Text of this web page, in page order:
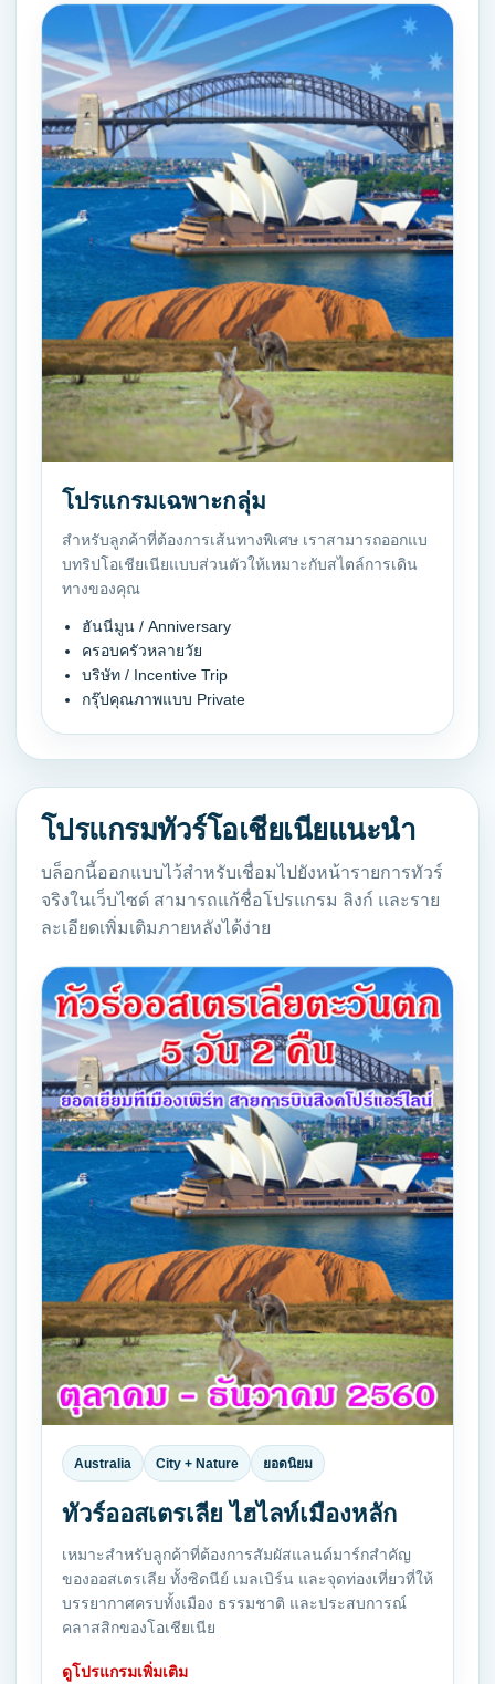
โปรแกรมเฉพาะกลุ่ม
สำหรับลูกค้าที่ต้องการเส้นทางพิเศษ เราสามารถออกแบ
บทริปโอเชียเนียแบบส่วนตัวให้เหมาะกับสไตล์การเดิน
ทางของคุณ
ฮันนีมูน / Anniversary
ครอบครัวหลายวัย
บริษัท / Incentive Trip
กรุ๊ปคุณภาพแบบ Private
โปรแกรมทัวร์โอเชียเนียแนะนำ
บล็อกนี้ออกแบบไว้สำหรับเชื่อมไปยังหน้ารายการทัวร์
จริงในเว็บไซต์ สามารถแก้ชื่อโปรแกรม ลิงก์ และราย
ละเอียดเพิ่มเติมภายหลังได้ง่าย
Australia City + Nature ยอดนิยม
ทัวร์ออสเตรเลีย ไฮไลท์เมืองหลัก
เหมาะสำหรับลูกค้าที่ต้องการสัมผัสแลนด์มาร์กสำคัญ
ของออสเตรเลีย ทั้งซิดนีย์ เมลเบิร์น และจุดท่องเที่ยวที่ให้
บรรยากาศครบทั้งเมือง ธรรมชาติ และประสบการณ์
คลาสสิกของโอเชียเนีย
ดูโปรแกรมเพิ่มเติม